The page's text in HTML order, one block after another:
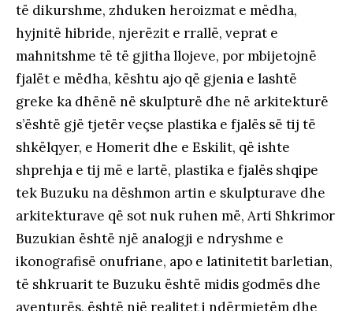
të dikurshme, zhduken heroizmat e mëdha,
hyjnitë hibride, njerëzit e rrallë, veprat e
mahnitshme të të gjitha llojeve, por mbijetojnë
fjalët e mëdha, kështu ajo që gjenia e lashtë
greke ka dhënë në skulpturë dhe në arkitekturë
s’është gjë tjetër veçse plastika e fjalës së tij të
shkëlqyer, e Homerit dhe e Eskilit, që ishte
shprehja e tij më e lartë, plastika e fjalës shqipe
tek Buzuku na dëshmon artin e skulpturave dhe
arkitekturave që sot nuk ruhen më, Arti Shkrimor
Buzukian është një analogji e ndryshme e
ikonografisë onufriane, apo e latinitetit barletian,
të shkruarit te Buzuku është midis godmës dhe
aventurës, është një realitet i ndërmjetëm dhe